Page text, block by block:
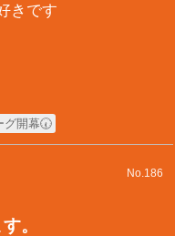
きです
グ開幕🕢
No.186
。